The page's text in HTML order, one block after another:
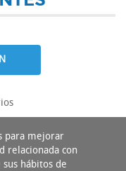
para mejorar
relacionada con
hábitos de